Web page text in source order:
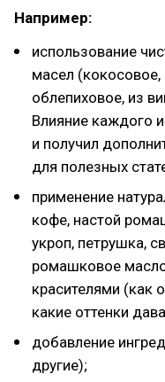
Например:
использование
масел
облепиховое, из
Влияние каждого
и получил
для полезных
применение
кофе, настой
укроп, петрушка,
ромашковое
красителями (как
какие оттенки
добавление
другие);